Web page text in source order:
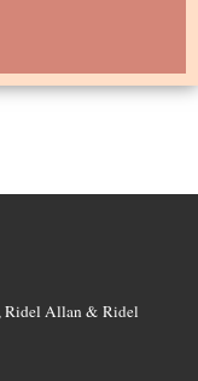
Ridel Allan &Ridel